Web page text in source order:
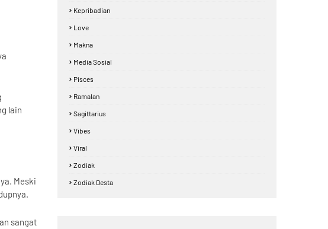
lain
Meski
sangat
Kepribadian
Love
Makna
Media Sosial
Pisces
Ramalan
Sagittarius
Vibes
Viral
Zodiak
Zodiak Desta